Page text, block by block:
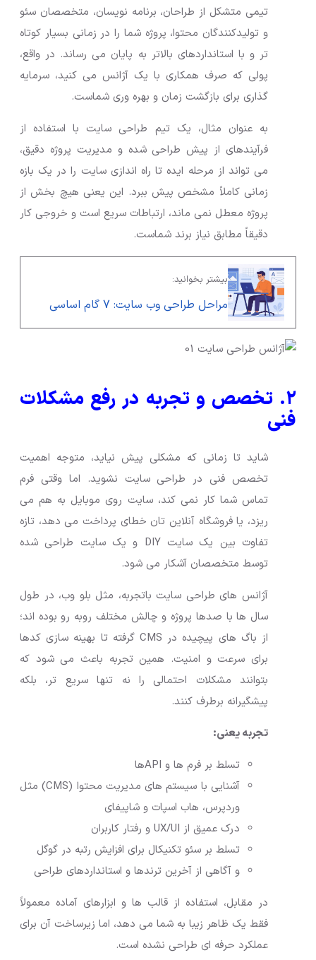
تیمی متشکل از طراحان، برنامه نویسان، متخصصان سئو
و تولیدکنندگان محتوا، پروژه شما را در زمانی بسیار کوتاه
تر و با استانداردهای بالاتر به پایان می رساند. در واقع،
پولی که صرف همکاری با یک آژانس می کنید، سرمایه
گذاری برای بازگشت زمان و بهره وری شماست.
به عنوان مثال، یک تیم طراحی سایت با استفاده از
فرآیندهای از پیش طراحی شده و مدیریت پروژه دقیق،
می تواند از مرحله ایده تا راه اندازی سایت را در یک بازه
زمانی کاملاً مشخص پیش ببرد. این یعنی هیچ بخش از
پروژه معطل نمی ماند، ارتباطات سریع است و خروجی کار
دقیقاً مطابق نیاز برند شماست.
بیشتر بخوانید:
مراحل طراحی وب سایت: 7 گام اساسی
۲. تخصص و تجربه در رفع مشکلات
فنی
شاید تا زمانی که مشکلی پیش نیاید، متوجه اهمیت
تخصص فنی در طراحی سایت نشوید. اما وقتی فرم
تماس شما کار نمی کند، سایت روی موبایل به هم می
ریزد، یا فروشگاه آنلاین تان خطای پرداخت می دهد، تازه
تفاوت بین یک سایت DIY و یک سایت طراحی شده
توسط متخصصان آشکار می شود.
آژانس های طراحی سایت باتجربه، مثل بلو وب، در طول
سال ها با صدها پروژه و چالش مختلف روبه رو بوده اند؛
از باگ های پیچیده در CMS گرفته تا بهینه سازی کدها
برای سرعت و امنیت. همین تجربه باعث می شود که
بتوانند مشکلات احتمالی را نه تنها سریع تر، بلکه
پیشگیرانه برطرف کنند.
تجربه یعنی:
تسلط بر فرم ها و APIها
آشنایی با سیستم های مدیریت محتوا (CMS) مثل
وردپرس، هاب اسپات و شاپیفای
درک عمیق از UX/UI و رفتار کاربران
تسلط بر سئو تکنیکال برای افزایش رتبه در گوگل
و آگاهی از آخرین ترندها و استانداردهای طراحی
در مقابل، استفاده از قالب ها و ابزارهای آماده معمولاً
فقط یک ظاهر زیبا به شما می دهد، اما زیرساخت آن برای
عملکرد حرفه ای طراحی نشده است.